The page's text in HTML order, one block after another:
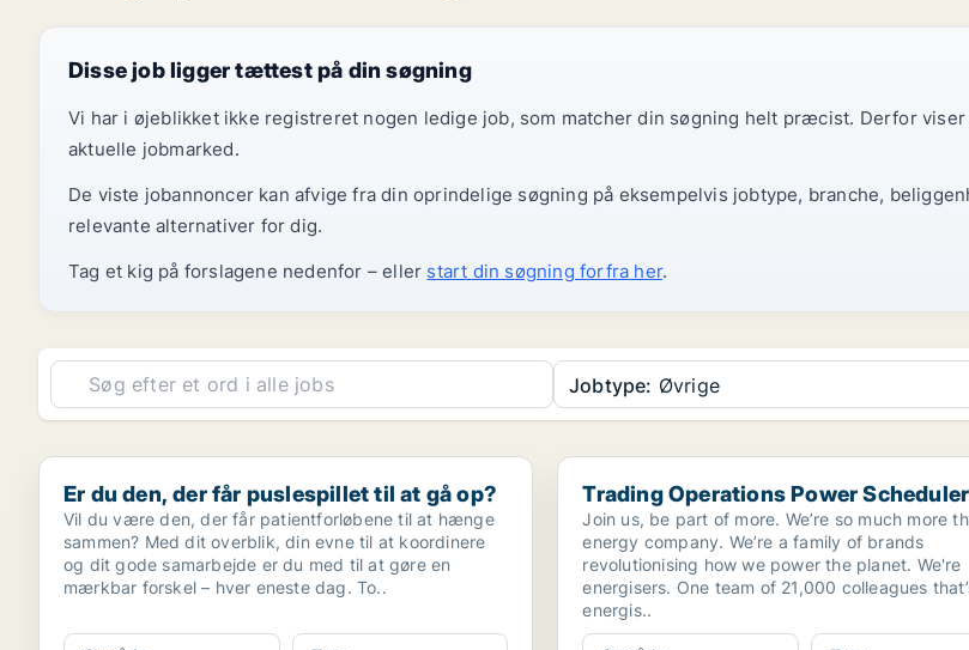
Disse job ligger tættest på din søgning
Vi har i øjeblikket ikke registreret nogen ledige job, som matcher din søgning helt præcist. Derfor
aktuelle jobmarked.
De viste jobannoncer kan afvige fra din oprindelige søgning på eksempelvis jobtype, branche,
relevante alternativer for dig.
Tag et kig på forslagene nedenfor – eller start din søgning forfra her.
Jobtype: Øvrige
Er du den, der får puslespillet til at gå op?
Er du den, der får puslespillet til at gå op?
Vil du være den, der får patientforløbene til at hænge
sammen? Med dit overblik, din evne til at koordinere
og dit gode samarbejde er du med til at gøre en
mærkbar forskel – hver eneste dag. To..
Trading Operations Power Scheduler
Trading Operations Power Scheduler
Join us, be part of more. We’re so much more
energy company. We’re a family of brands
revolutionising how we power the planet. We're
energisers. One team of 21,000 colleagues
energis..